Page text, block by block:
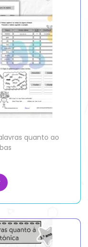
quanto ao